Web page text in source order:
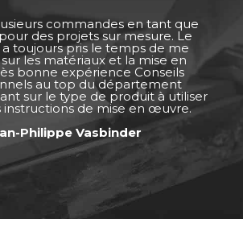
commandes en tant que
des projets sur mesure. Le
toujours pris le temps de me
les matériaux et la mise en
bonne expérience Conseils
au top du département
sur le type de produit à utiliser
instructions de mise en œuvre.
Philippe Vasbinder